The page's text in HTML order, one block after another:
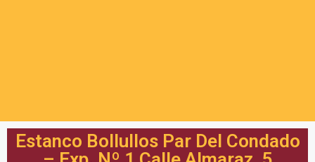
Estanco Bollullos Par Del Condado